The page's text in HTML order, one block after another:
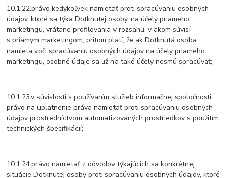
10.1.22.právo kedykoľvek namietať proti spracúvaniu osobných
údajov, ktoré sa týka Dotknutej osoby, na účely priameho
marketingu, vrátane profilovania v rozsahu, v akom súvisí
s priamym marketingom; pritom platí, že ak Dotknutá osoba
namieta voči spracúvaniu osobných údajov na účely priameho
marketingu, osobné údaje sa už na také účely nesmú spracúvať;
10.1.23.v súvislosti s používaním služieb informačnej spoločnosti
právo na uplatnenie práva namietať proti spracúvaniu osobných
údajov prostredníctvom automatizovaných prostriedkov s použitím
technických špecifikácií;
10.1.24.právo namietať z dôvodov týkajúcich sa konkrétnej
situácie Dotknutej osoby proti spracúvaniu osobných údajov, ktoré